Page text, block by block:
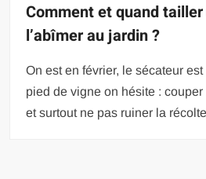
Comment et quand
l’abîmer au jardin ?
On est en février, le sécateur
pied de vigne on hésite :
et surtout ne pas ruiner la